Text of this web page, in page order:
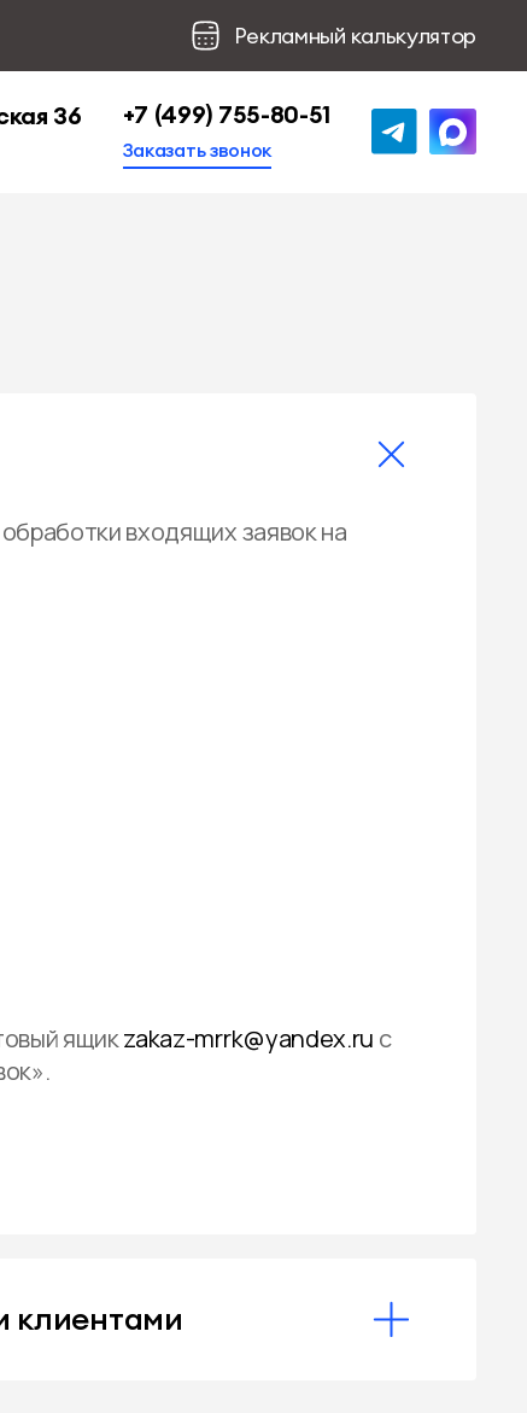
Рекламный калькулятор
36 +7 (499) 755-80-51
Заказать звонок
входящих заявок на
ящикzakaz-mrrk@yandex.ru с
клиентами